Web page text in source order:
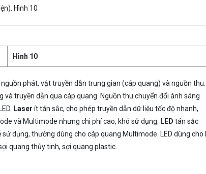
Hình 10
Hình 10
phát, vật truyền dẫn trung gian (cáp quang) và nguồn thu.
truyền dẫn qua cáp quang. Nguồn thu chuyển đổi ánh sáng
Laser ít tán sắc, cho phép truyền dẫn dữ liệu tốc độ nhanh,
và Multimode nhưng chi phí cao, khó sử dụng.
LED tán sắc
dụng, thường dùng cho cáp quang Multimode. LED dùng cho
quang thủy tinh, sợi quang plastic.